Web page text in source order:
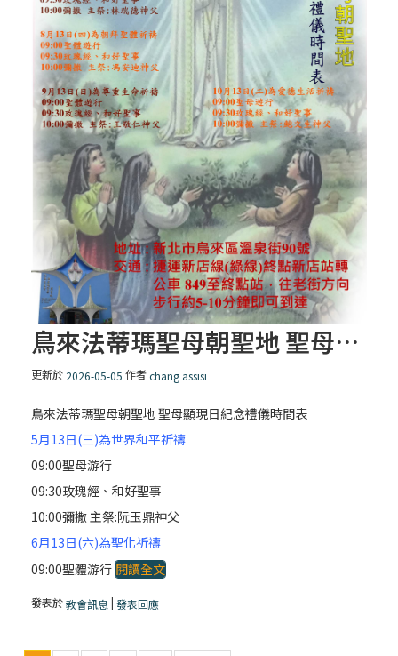
鳥來法蒂瑪聖母朝聖地 聖母顯現日紀念禮儀時間表
更新於 2026-05-05 作者chang assisi
鳥來法蒂瑪聖母朝聖地 聖母顯現日紀念禮儀時間表
5月13日(三)為世界和平祈禱
09:00聖母游行
09:30玫瑰經、和好聖事
10:00彌撒 主祭:阮玉鼎神父
6月13日(六)為聖化祈禱
09:00聖體游行閱讀全文
發表於教會訊息 |發表回應